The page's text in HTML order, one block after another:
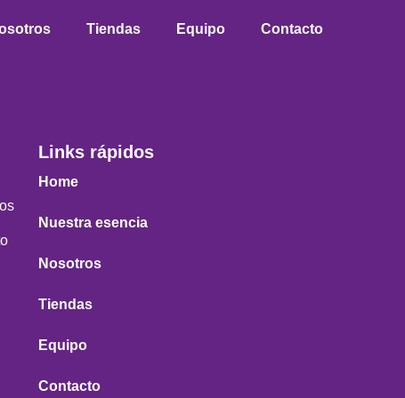
Tiendas Equipo Contacto
Links rápidos
Home
Nuestra esencia
Nosotros
Tiendas
Equipo
Contacto